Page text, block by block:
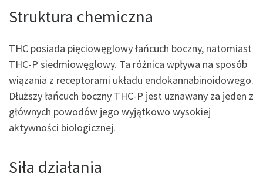
Struktura chemiczna
THC posiada pięciowęglowy łańcuch boczny, natomiast
THC-P siedmiowęglowy. Ta różnica wpływa na sposób
wiązania z receptorami układu endokannabinoidowego.
Dłuższy łańcuch boczny THC-P jest uznawany za jeden z
głównych powodów jego wyjątkowo wysokiej
aktywności biologicznej.
Siła działania